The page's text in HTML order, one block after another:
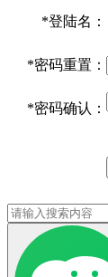
*登陆名：
*密码重置：
*密码确认：